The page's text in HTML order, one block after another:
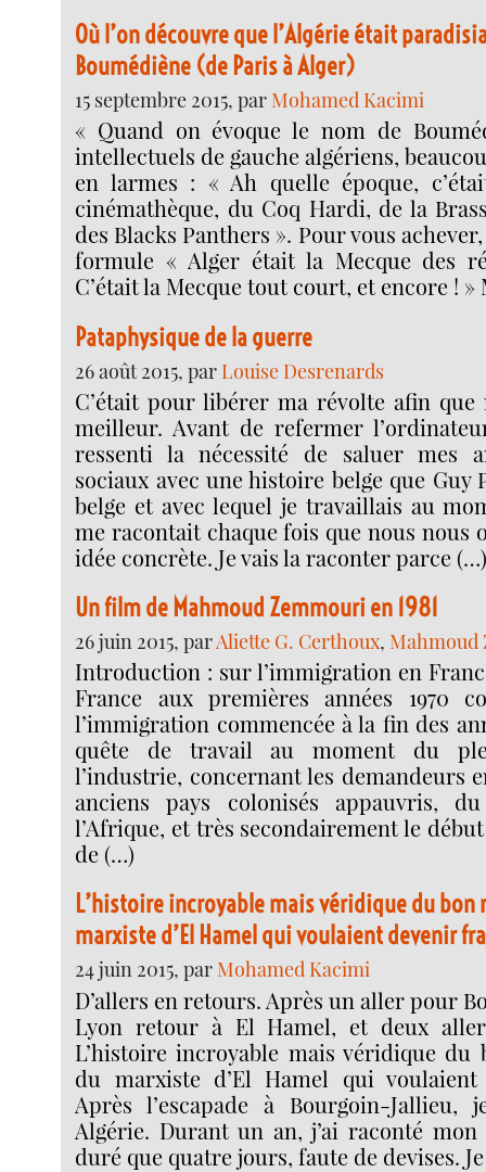
Où l’on découvre que l’Algérie était
Boumédiène (de Paris à Alger)
15 septembre 2015, par Mohamed Kacimi
« Quand on évoque le nom de
intellectuels de gauche algériens,
en larmes : « Ah quelle époque,
cinémathèque, du Coq Hardi, de la
des Blacks Panthers ». Pour vous
formule « Alger était la Mecque des
C’était la Mecque tout court, et encore !
Pataphysique de la guerre
26 août 2015, par Louise Desrenards
C’était pour libérer ma révolte afin
meilleur. Avant de refermer
ressenti la nécessité de saluer mes
sociaux avec une histoire belge que Guy
belge et avec lequel je travaillais au
me racontait chaque fois que nous nous
idée concrète. Je vais la raconter parce
Un film de Mahmoud Zemmouri en 1981
26 juin 2015, parAliette G. Certhoux, Mahmoud
Introduction : sur l’immigration en
France aux premières années 1970
l’immigration commencée à la fin des
quête de travail au moment du
l’industrie, concernant les demandeurs
anciens pays colonisés appauvris,
l’Afrique, et très secondairement le
de (…)
L’histoire incroyable mais véridique du bon
marxiste d’El Hamel qui voulaient devenir
24 juin 2015, par Mohamed Kacimi
D’allers en retours. Après un aller pour
Lyon retour à El Hamel, et deux
L’histoire incroyable mais véridique du
du marxiste d’El Hamel qui
Après l’escapade à Bourgoin-
Algérie. Durant un an, j’ai raconté mon
duré que quatre jours, faute de devises.